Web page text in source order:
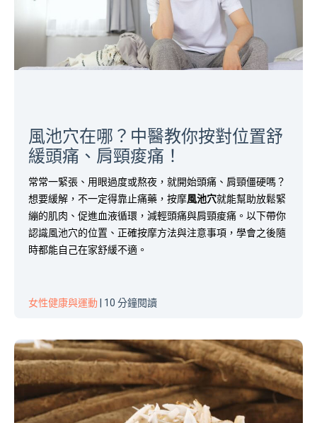
風池穴在哪？中醫教你按對位置舒
緩頭痛、肩頸痠痛！
常常一緊張、用眼過度或熬夜，就開始頭痛、肩頸僵硬嗎？
想要緩解，不一定得靠止痛藥，按摩風池穴就能幫助放鬆緊
繃的肌肉、促進血液循環，減輕頭痛與肩頸痠痛。以下帶你
認識風池穴的位置、正確按摩方法與注意事項，學會之後隨
時都能自己在家舒緩不適。
女性健康與運動 | 10 分鐘閱讀